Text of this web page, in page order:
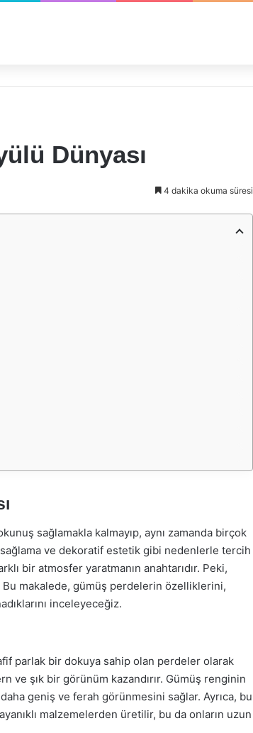
Dünyası
4 dakika okuma süresi
sağlamakla kalmayıp, aynı zamanda birçok
ve dekoratif estetik gibi nedenlerle tercih
bir atmosfer yaratmanın anahtarıdır. Peki,
makalede, gümüş perdelerin özelliklerini,
inceleyeceğiz.
parlak bir dokuya sahip olan perdeler olarak
ve şık bir görünüm kazandırır. Gümüş renginin
daha geniş ve ferah görünmesini sağlar. Ayrıca, bu
malzemelerden üretilir, bu da onların uzun